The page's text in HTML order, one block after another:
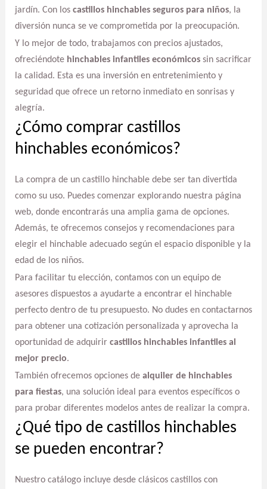
jardín. Con los castillos hinchables seguros para niños, la
diversión nunca se ve comprometida por la preocupación.
Y lo mejor de todo, trabajamos con precios ajustados,
ofreciéndote hinchables infantiles económicossin sacrificar
la calidad. Esta es una inversión en entretenimiento y
seguridad que ofrece un retorno inmediato en sonrisas y
alegría.
¿Cómo comprar castillos
hinchables económicos?
La compra de un castillo hinchable debe ser tan divertida
como su uso. Puedes comenzar explorando nuestra página
web, donde encontrarás una amplia gama de opciones.
Además, te ofrecemos consejos y recomendaciones para
elegir el hinchable adecuado según el espacio disponible y la
edad de los niños.
Para facilitar tu elección, contamos con un equipo de
asesores dispuestos a ayudarte a encontrar el hinchable
perfecto dentro de tu presupuesto. No dudes en contactarnos
para obtener una cotización personalizada y aprovecha la
oportunidad de adquirir castillos hinchables infantiles al
mejor precio.
También ofrecemos opciones de alquiler de hinchables
para fiestas, una solución ideal para eventos específicos o
para probar diferentes modelos antes de realizar la compra.
¿Qué tipo de castillos hinchables
se pueden encontrar?
Nuestro catálogo incluye desde clásicos castillos con